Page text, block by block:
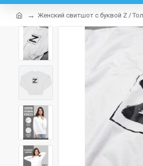
Женский свитшот с буквой Z /